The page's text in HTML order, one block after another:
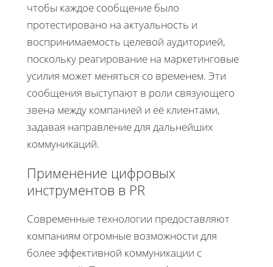
чтобы каждое сообщение было
протестировано на актуальность и
воспринимаемость целевой аудиторией,
поскольку реагирование на маркетинговые
усилия может меняться со временем. Эти
сообщения выступают в роли связующего
звена между компанией и её клиентами,
задавая направление для дальнейших
коммуникаций.
Применение цифровых
инструментов в PR
Современные технологии предоставляют
компаниям огромные возможности для
более эффективной коммуникации с